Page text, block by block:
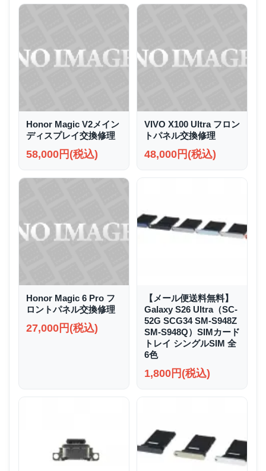
Honor Magic V2メイン
ディスプレイ交換修理
58,000円(税込)
VIVO X100 Ultra フロン
トパネル交換修理
48,000円(税込)
Honor Magic 6 Pro フ
ロントパネル交換修理
27,000円(税込)
【メール便送料無料】
Galaxy S26 Ultra（SC-
52G SCG34 SM-S948Z
SM-S948Q）SIMカード
トレイ シングルSIM 全
6色
1,800円(税込)